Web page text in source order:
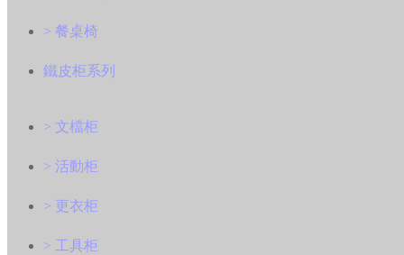
> 餐桌椅
鐵皮柜系列
> 文檔柜
> 活動柜
> 更衣柜
> 工具柜